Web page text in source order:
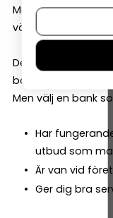
Men det är
värt att tänka ett
Det betyder inte
banken”.
Men välj en bank
Har
utbud som
Är van vid
Ger dig bra
Om du vill